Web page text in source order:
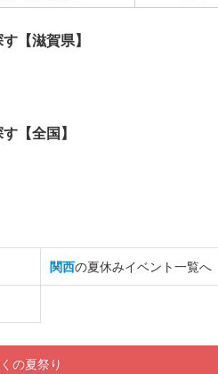
【滋賀県】
【全国】
関西の夏休みイベント一覧へ
の夏祭り